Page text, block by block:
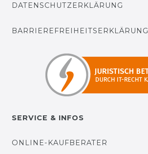
DATENSCHUTZERKLÄRUNG
BARRIEREFREIHEITSERKLÄRUNG
SERVICE & INFOS
ONLINE-KAUFBERATER